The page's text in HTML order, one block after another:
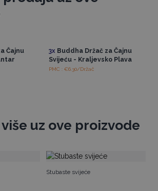
Čajnu
3x Buddha Držač za Čajnu
Svijeću - Kraljevsko Plava
PMC : €6.30/Držač
uz ove proizvode
Stubaste svijeće